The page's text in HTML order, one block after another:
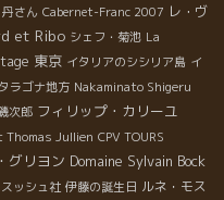
丹さん Cabernet-Franc 2007 レ・ヴ
et Ribo シェフ・菊池 La
東京 イタリアのシシリア島 イ
タラゴナ地方 Nakaminato Shigeru
次郎 フィリップ・カリーユ
Thomas Jullien CPV TOURS
グリヨン Domaine Sylvain Bock
ッシュ社 伊藤の誕生日 ルネ・モス